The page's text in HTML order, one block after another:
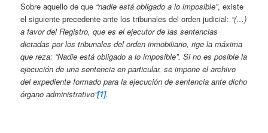
Sobre aquello de que “nadie está obligado a lo imposible”, existe
el siguiente precedente ante los tribunales del orden judicial: “(…)
a favor del Registro, que es el ejecutor de las sentencias
dictadas por los tribunales del orden inmobiliario, rige la máxima
que reza: “Nadie está obligado a lo imposible”. Si no es posible la
ejecución de una sentencia en particular, se impone el archivo
del expediente formado para la ejecución de sentencia ante dicho
órgano administrativo”[1].